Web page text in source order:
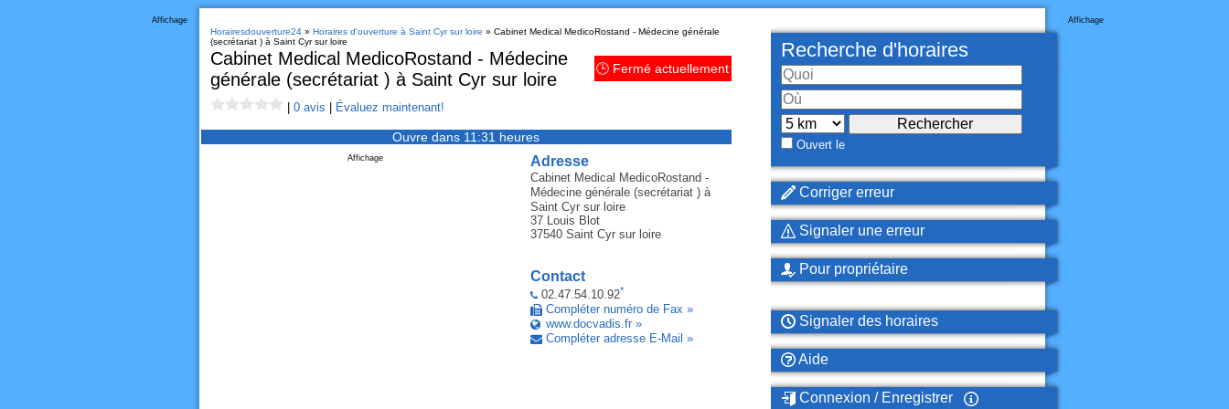
Affichage
Horairesdouverture24» Horaires d'ouverture à Saint Cyr sur loire » Cabinet Medical MedicoRostand - Médecine générale
(secrétariat ) à Saint Cyr sur loire
Cabinet Medical MedicoRostand - Médecine
générale (secrétariat ) à Saint Cyr sur loire
🕒 Fermé actuellement
0 avis Évaluez maintenant!
Ouvre dans 11:31 heures
Adresse
Cabinet Medical MedicoRostand -
Médecine générale (secrétariat )à
Saint Cyr sur loire
37 Louis Blot
37540 Saint Cyr sur loire
Contact
02.47.54.10.92*
Compléter numéro de Fax »
www.docvadis.fr »
Compléter adresse E-Mail »
Affichage
Affichage
Recherche d'horaires
Ouvert le
Corriger erreur
Signaler une erreur
Pour propriétaire
Signaler des horaires
Aide
Connexion / Enregistrer